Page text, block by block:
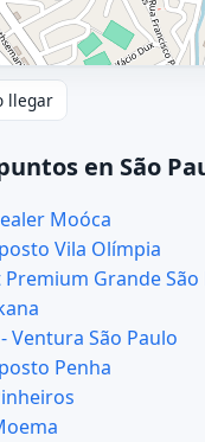
llegar
en São
Moóca
Vila Olímpia
Grande São
- Ventura São Paulo
Penha